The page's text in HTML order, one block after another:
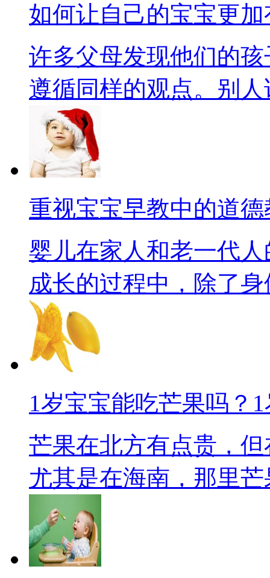
如何让自己的宝宝更
许多父母发现他们的
遵循同样的观点。别人
重视宝宝早教中的道德
婴儿在家人和老一代
成长的过程中，除了身
1岁宝宝能吃芒果吗？
芒果在北方有点贵，
尤其是在海南，那里芒